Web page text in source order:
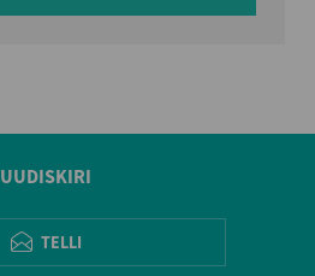
UUDISKIRI
TELLI